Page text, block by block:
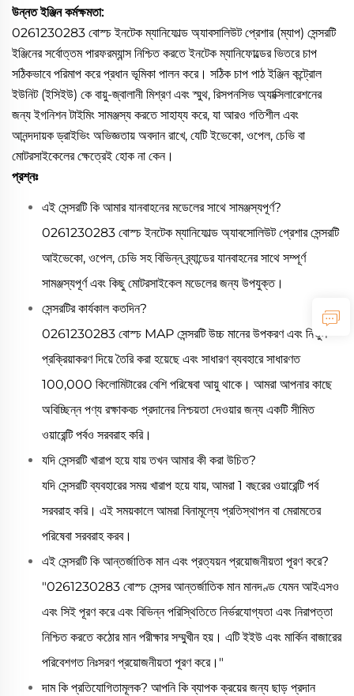
উন্নত ইঞ্জিন কর্মক্ষমতা:
0261230283 বোস্চ ইনটেক ম্যানিফোল্ড অ্যাবসালিউট প্রেশার (ম্যাপ) সেন্সরটি
ইঞ্জিনের সর্বোত্তম পারফরম্যান্স নিশ্চিত করতে ইনটেক ম্যানিফোল্ডের ভিতরে চাপ
সঠিকভাবে পরিমাপ করে প্রধান ভূমিকা পালন করে। সঠিক চাপ পাঠ ইঞ্জিন কন্ট্রোল
ইউনিট (ইসিইউ) কে বায়ু-জ্বালানী মিশ্রণ এবং স্মুথ, রিসপনসিভ অ্যাক্সিলারেশনের
জন্য ইগনিশন টাইমিং সামঞ্জস্য করতে সাহায্য করে, যা আরও গতিশীল এবং
আনন্দদায়ক ড্রাইভিং অভিজ্ঞতায় অবদান রাখে, যেটি ইভেকো, ওপেল, চেভি বা
মোটরসাইকেলের ক্ষেত্রেই হোক না কেন।
প্রশ্নঃ
এই সেন্সরটি কি আমার যানবাহনের মডেলের সাথে সামঞ্জস্যপূর্ণ?
0261230283 বোস্চ ইনটেক ম্যানিফোল্ড অ্যাবসোলিউট প্রেশার সেন্সরটি
আইভেকো, ওপেল, চেভি সহ বিভিন্ন ব্র্যান্ডের যানবাহনের সাথে সম্পূর্ণ
সামঞ্জস্যপূর্ণ এবং কিছু মোটরসাইকেল মডেলের জন্য উপযুক্ত।
সেন্সরটির কার্যকাল কতদিন?
0261230283 বোস্চ MAP সেন্সরটি উচ্চ মানের উপকরণ এবং নির্ভুল
প্রক্রিয়াকরণ দিয়ে তৈরি করা হয়েছে এবং সাধারণ ব্যবহারে সাধারণত
100,000 কিলোমিটারের বেশি পরিষেবা আয়ু থাকে। আমরা আপনার কাছে
অবিচ্ছিন্ন পণ্য রক্ষাকবচ প্রদানের নিশ্চয়তা দেওয়ার জন্য একটি সীমিত
ওয়ারেন্টি পর্বও সরবরাহ করি।
যদি সেন্সরটি খারাপ হয়ে যায় তখন আমার কী করা উচিত?
যদি সেন্সরটি ব্যবহারের সময় খারাপ হয়ে যায়, আমরা 1 বছরের ওয়ারেন্টি পর্ব
সরবরাহ করি। এই সময়কালে আমরা বিনামূল্যে প্রতিস্থাপন বা মেরামতের
পরিষেবা সরবরাহ করব।
এই সেন্সরটি কি আন্তর্জাতিক মান এবং প্রত্যয়ন প্রয়োজনীয়তা পূরণ করে?
"0261230283 বোস্চ সেন্সর আন্তর্জাতিক মান মানদণ্ড যেমন আইএসও
এবং সিই পূরণ করে এবং বিভিন্ন পরিস্থিতিতে নির্ভরযোগ্যতা এবং নিরাপত্তা
নিশ্চিত করতে কঠোর মান পরীক্ষার সম্মুখীন হয়। এটি ইইউ এবং মার্কিন বাজারের
পরিবেশগত নিঃসরণ প্রয়োজনীয়তা পূরণ করে।"
দাম কি প্রতিযোগিতামূলক? আপনি কি ব্যাপক ক্রয়ের জন্য ছাড় প্রদান